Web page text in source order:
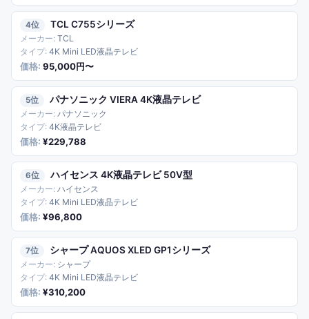
4 TCL C755シリーズ
TCL
4K Mini LED液晶テレビ
95,000円〜
5 パナソニック VIERA 4K液晶テレビ
パナソニック
4K液晶テレビ
¥229,788
6 ハイセンス 4K液晶テレビ 50V型
ハイセンス
4K Mini LED液晶テレビ
¥96,800
7 シャープ AQUOS XLED GP1シリーズ
シャープ
4K Mini LED液晶テレビ
¥310,200